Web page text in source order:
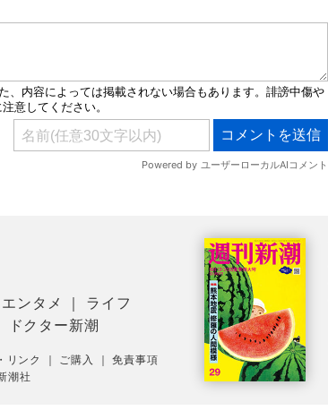
エンタメ
ライフ
ドクター新潮
リンク ｜ ご購入 ｜免責事項
潮社